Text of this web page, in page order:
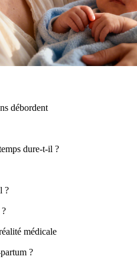
débordent
dure-t-il ?
?
médicale
?